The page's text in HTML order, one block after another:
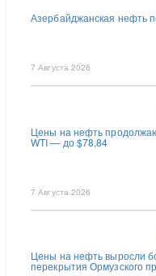
Азербайджанская нефть
7 Августа 2026
Цены на нефть
WTI — до $78,84
7 Августа 2026
Цены на нефть выросли
перекрытия Ормузского